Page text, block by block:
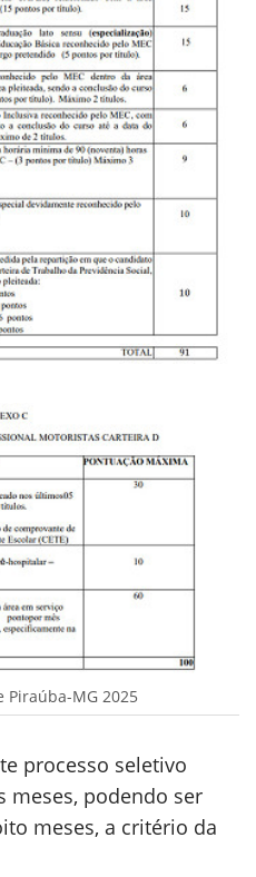
Piraúba-MG 2025
processo seletivo
meses, podendo ser
meses, a critério da